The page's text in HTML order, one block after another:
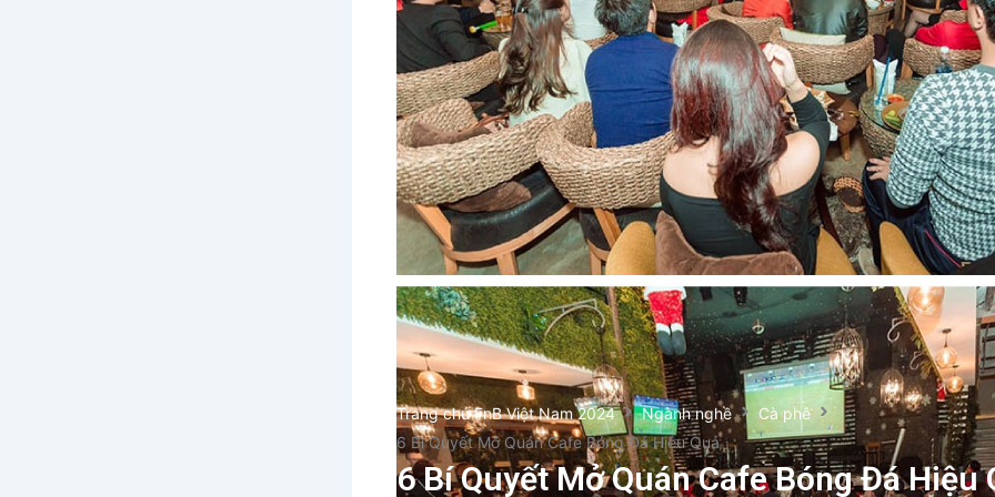
Trang chủ FnB Việt Nam 2024 Ngành nghề
Cà phê
6 Bí Quyết Mở Quán Cafe Bóng Đá Hiệu Quả
6 Bí Quyết Mở Quán Cafe Bóng Đá Hiệu